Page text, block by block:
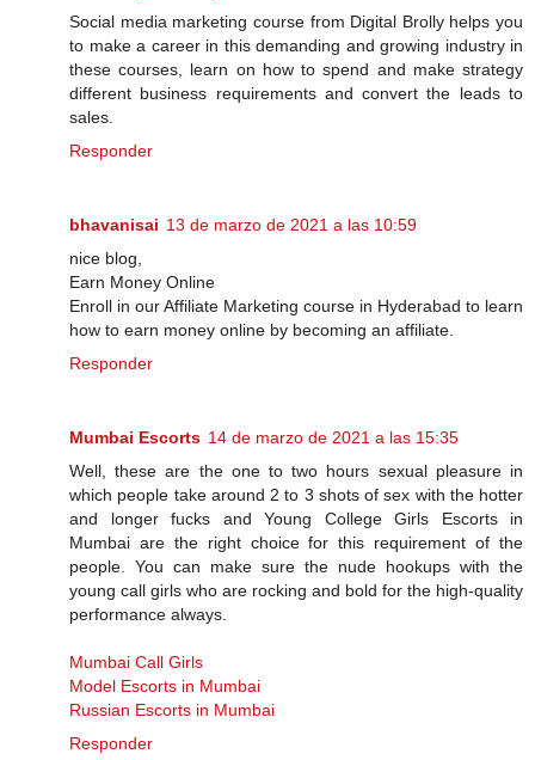
Social media marketing course from Digital Brolly helps you
to make a career in this demanding and growing industry in
these courses, learn on how to spend and make strategy
different business requirements and convert the leads to
sales.
Responder
bhavanisai 13 de marzo de 2021 a las 10:59
nice blog,
Earn Money Online
Enroll in our Affiliate Marketing course in Hyderabad to learn
how to earn money online by becoming an affiliate.
Responder
Mumbai Escorts 14 de marzo de 2021 a las 15:35
Well, these are the one to two hours sexual pleasure in
which people take around 2 to 3 shots of sex with the hotter
and longer fucks and Young College Girls Escorts in
Mumbai are the right choice for this requirement of the
people. You can make sure the nude hookups with the
young call girls who are rocking and bold for the high-quality
performance always.
Mumbai Call Girls
Model Escorts in Mumbai
Russian Escorts in Mumbai
Responder